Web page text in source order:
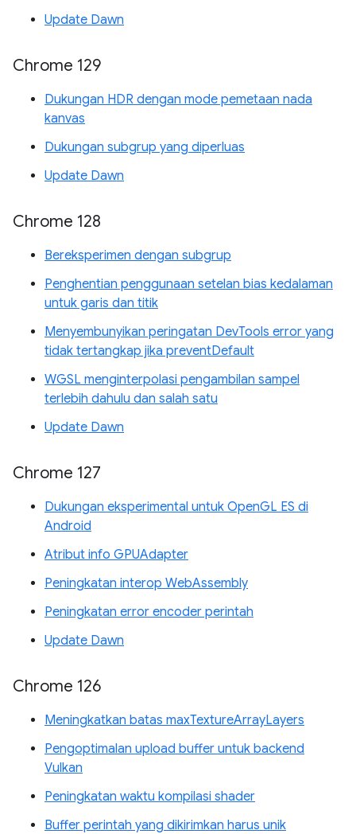
Update Dawn
Chrome 129
Dukungan HDR dengan mode pemetaan nada
kanvas
Dukungan subgrup yang diperluas
Update Dawn
Chrome 128
Bereksperimen dengan subgrup
Penghentian penggunaan setelan bias kedalaman
untuk garis dan titik
Menyembunyikan peringatan DevTools error yang
tidak tertangkap jika preventDefault
WGSL menginterpolasi pengambilan sampel
terlebih dahulu dan salah satu
Update Dawn
Chrome 127
Dukungan eksperimental untuk OpenGL ES di
Android
Atribut info GPUAdapter
Peningkatan interop WebAssembly
Peningkatan error encoder perintah
Update Dawn
Chrome 126
Meningkatkan batas maxTextureArrayLayers
Pengoptimalan upload buffer untuk backend
Vulkan
Peningkatan waktu kompilasi shader
Buffer perintah yang dikirimkan harus unik